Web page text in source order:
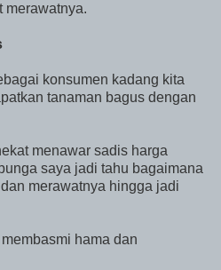
merawatnya.
konsumen kadang kita
tanaman bagus dengan
menawar sadis harga
saya jadi tahu bagaimana
merawatnya hingga jadi
hama dan